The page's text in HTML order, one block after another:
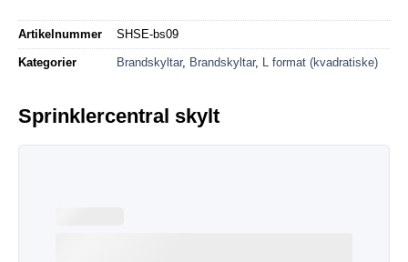
Artikelnummer SHSE-bs09
Kategorier Brandskyltar, Brandskyltar, L format (kvadratiske)
Sprinklercentral skylt